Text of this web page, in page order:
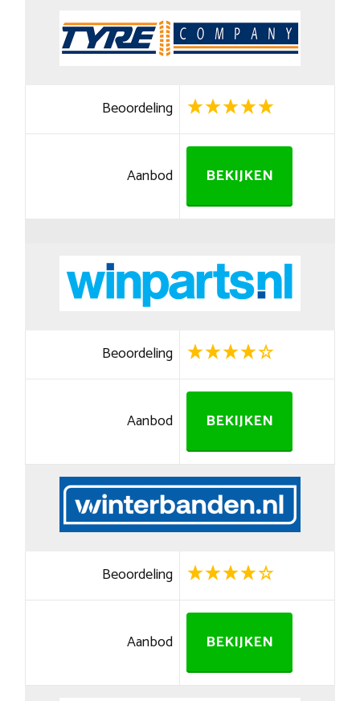
Beoordeling
Aanbod BEKIJKEN
Beoordeling
Aanbod BEKIJKEN
Beoordeling
Aanbod BEKIJKEN